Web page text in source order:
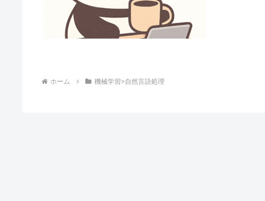
ホーム 機械学習>自然言語処理